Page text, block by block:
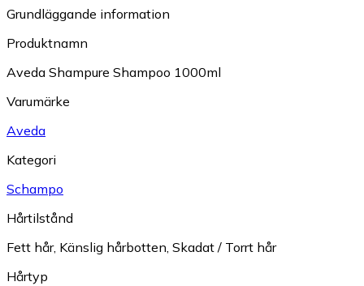
Grundläggande information
Produktnamn
Aveda Shampure Shampoo 1000ml
Varumärke
Aveda
Kategori
Schampo
Hårtilstånd
Fett hår, Känslig hårbotten, Skadat / Torrt hår
Hårtyp